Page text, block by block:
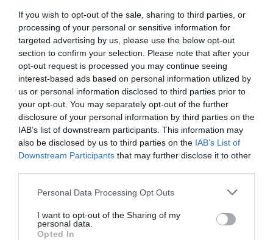
If you wish to opt-out of the sale, sharing to third parties, or
processing of your personal or sensitive information for
targeted advertising by us, please use the below opt-out
section to confirm your selection. Please note that after your
opt-out request is processed you may continue seeing
interest-based ads based on personal information utilized by
us or personal information disclosed to third parties prior to
your opt-out. You may separately opt-out of the further
disclosure of your personal information by third parties on the
IAB’s list of downstream participants. This information may
also be disclosed by us to third parties on the IAB’s List of
Downstream Participants that may further disclose it to other
Please note that this website/app uses one or more Google
not limited to your visit or usage behaviour. You may click to
grant or deny consent to Google and its third-party tags to
Personal Data Processing Opt Outs
I want to opt-out of the Sharing of my
personal data.
Opted In
Όσα χρόνια και να περάσουν το «Seven»
πάντα θα προβληματίζει
Η ταινία του David Fincher είναι ίσως το καλύτερο
αστυνομικό θρίλερ όλων των εποχών
01.04.2026 - 10:03